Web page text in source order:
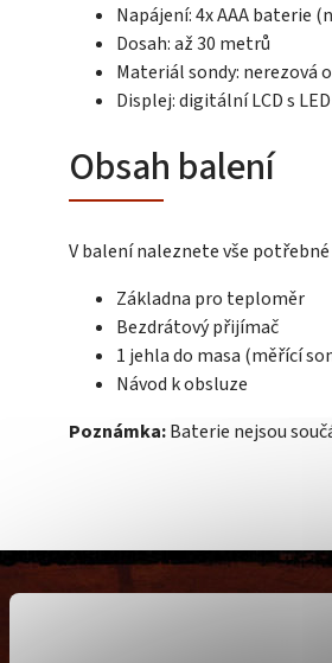
Napájení: 4x AAA baterie
Dosah: až 30 metrů
Materiál sondy: nerezová
Displej: digitální LCD s
Obsah balení
V balení naleznete vše
Základna pro teploměr
Bezdrátový přijímač
1 jehla do masa (měřící
Návod k obsluze
Poznámka:Baterie nejsou